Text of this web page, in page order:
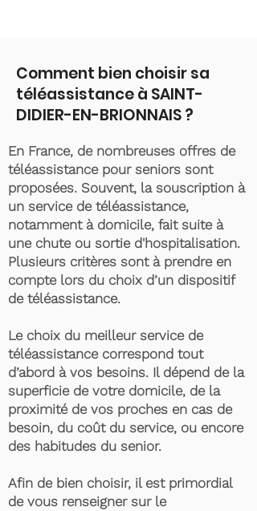
Comment bien choisir sa
téléassistance à SAINT-
DIDIER-EN-BRIONNAIS ?
En France, de nombreuses offres de
téléassistance pour seniors sont
proposées. Souvent, la souscription à
un service de téléassistance,
notamment à domicile, fait suite à
une chute ou sortie d'hospitalisation.
Plusieurs critères sont à prendre en
compte lors du choix d’un dispositif
de téléassistance.
Le choix du meilleur service de
téléassistance correspond tout
d’abord à vos besoins. Il dépend de la
superficie de votre domicile, de la
proximité de vos proches en cas de
besoin, du coût du service, ou encore
des habitudes du senior.
Afin de bien choisir, il est primordial
de vous renseigner sur le